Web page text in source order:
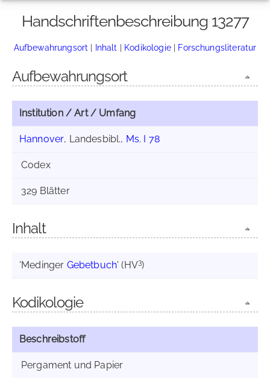
Handschriftenbeschreibung 13277
Aufbewahrungsort | Inhalt | Kodikologie| Forschungsliteratur
Aufbewahrungsort
Institution / Art / Umfang
Hannover, Landesbibl., Ms. I 78
Codex
329 Blätter
Inhalt
'Medinger Gebetbuch' (HV3)
Kodikologie
Beschreibstoff
Pergament und Papier